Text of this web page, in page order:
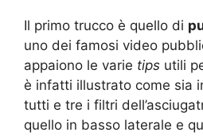
Il primo trucco è quello di
uno dei famosi video
appaiono le varie tips utili
è infatti illustrato come sia
tutti e tre i filtri
quello in basso laterale e